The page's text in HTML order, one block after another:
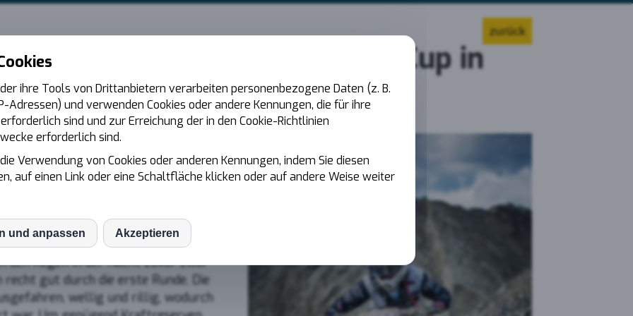
zurück
sich durch den Enduro-Cup in
Cup Süd im Grenis (Amtzell)
dritten Platz in der
in der Damenwertung ist ihr
startete Larissa am Samstag
den Regen in der Nacht zuvor zwar
gut durch die erste Runde. Die
wellig und rillig, wodurch
ihre Tools von Drittanbietern verarbeiten personenbezogene Daten (z. B.
Adressen) und verwenden Cookies oder andere Kennungen, die für ihre
sind und zur Erreichung der in den Cookie-Richtlinien
erforderlich sind.
Verwendung von Cookies oder anderen Kennungen, indem Sie diesen
auf einen Link oder eine Schaltfläche klicken oder auf andere Weise weiter
(Piwik)
und anpassen Akzeptieren